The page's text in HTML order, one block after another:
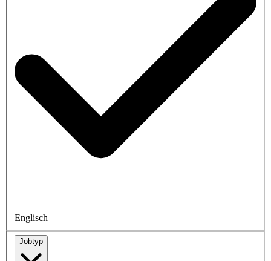
Englisch
Jobtyp